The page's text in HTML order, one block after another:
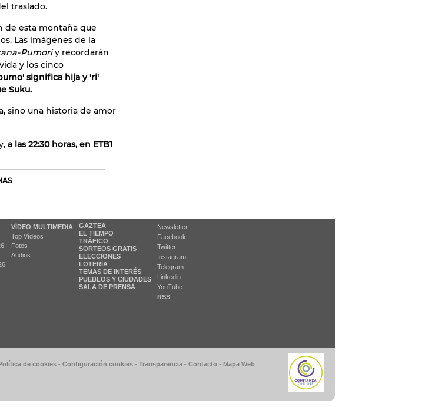
traslado.
de esta montaña que
Las imágenes de la
Pumoriy recordarán
y los cinco
significa hija y 'ri'
Suku.
sino una historia de amor
a las 22:30 horas, en ETB1
VÍDEO MULTIMEDIA
Top Vídeos
Fotos
Audios
GAZTEA
EL TIEMPO
TRÁFICO
SORTEOS GRATIS
ELECCIONES
LOTERÍA
TEMAS DE INTERÉS
PUEBLOS Y CIUDADES
SALA DE PRENSA
Newsletter
Facebook
Twitter
Instagram
Telegram
Linkedin
YouTube
RSS
de cookies - Configuración cookies - Transparencia - Contacto - Mapa Web